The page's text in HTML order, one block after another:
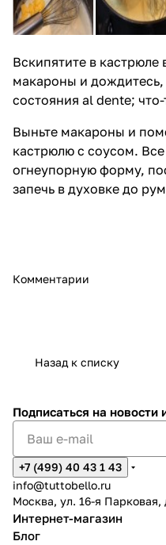
Вскипятите в
макароны и дождитесь,
состояния al dente;
Выньте макароны и
кастрюлю с соусом.
огнеупорную форму,
запечь в духовке до
Комментарии
Назад к списку
Подписаться на новости
+7 (499) 40 43 1 43
info@tuttobello.ru
Москва, ул. 16-я Парковая,
Интернет-магазин
Блог